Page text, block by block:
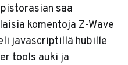
saa
komentoja Z-Wave
javascriptillä hubille
tools auki ja